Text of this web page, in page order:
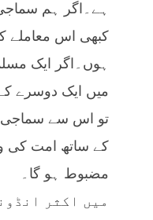
ہے۔اگر ہم
کبھی اس معاملے
ہوں۔اگر ایک
میں ایک دوسرے کے
تو اس سے سماجی
کے ساتھ امت کی
مضبوط ہو گا۔
میں اکثر